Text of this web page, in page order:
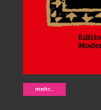
Persepolis -
mehr...